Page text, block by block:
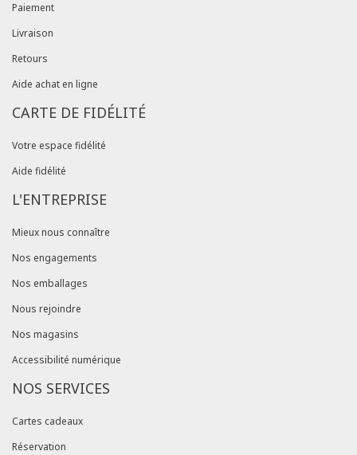
Paiement
Livraison
Retours
Aide achat en ligne
CARTE DE FIDÉLITÉ
Votre espace fidélité
Aide fidélité
L'ENTREPRISE
Mieux nous connaître
Nos engagements
Nos emballages
Nous rejoindre
Nos magasins
Accessibilité numérique
NOS SERVICES
Cartes cadeaux
Réservation